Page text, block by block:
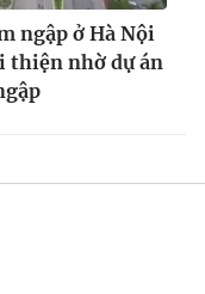
ngập ở Hà Nội
thiện nhờ dự án